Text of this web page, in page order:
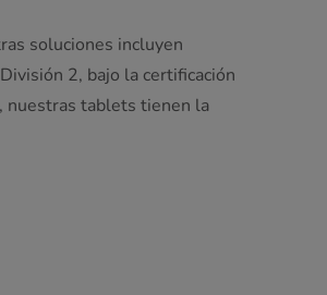
soluciones incluyen
2, bajo la certificación
nuestras tablets tienen la